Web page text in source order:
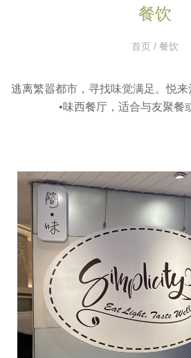
餐饮
首页 / 餐饮
逃离繁嚣都市，寻找味觉满足。悦
•味西餐厅，适合与友聚餐